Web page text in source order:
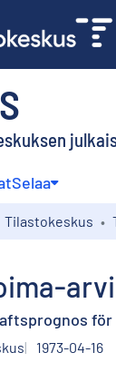
Selaa
Tilastokeskus
för
1973-04-16